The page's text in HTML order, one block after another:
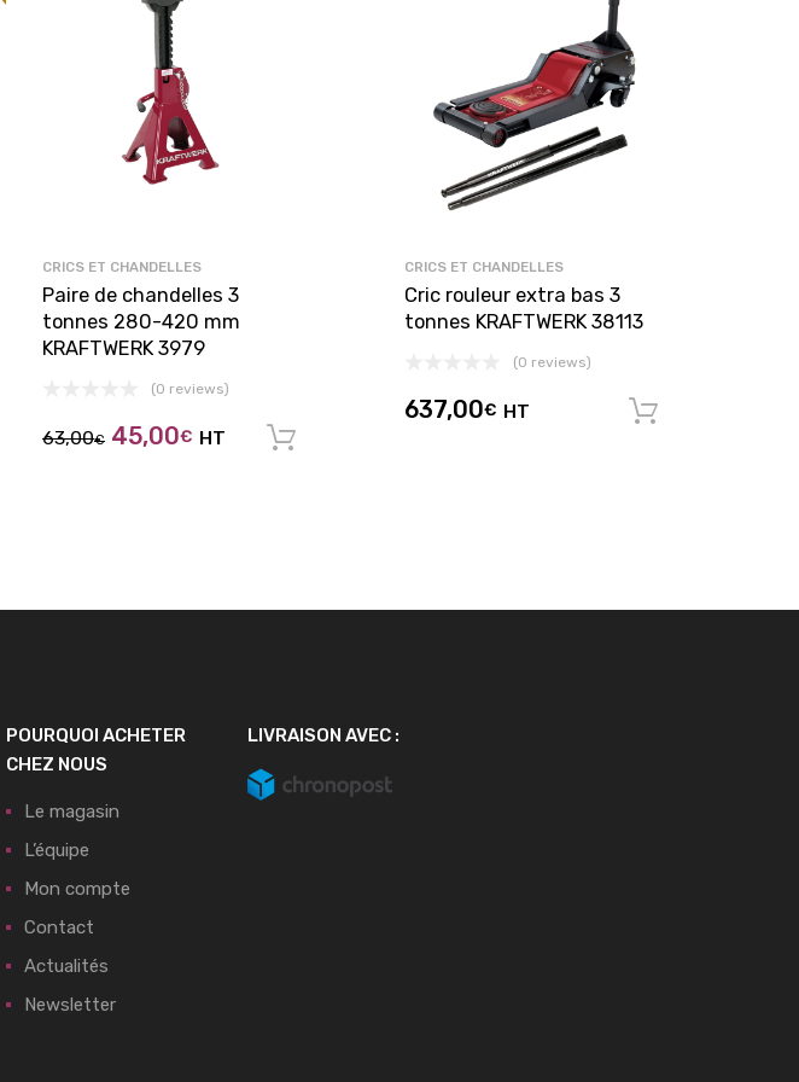
Ajouter au panier
CRICS ET CHANDELLES
Paire de chandelles 3
tonnes 280-420 mm
KRAFTWERK 3979
(0 reviews)
63,00€ 45,00€ HT
CRICS ET CHANDELLES
Cric rouleur extra bas 3
tonnes KRAFTWERK 38113
(0 reviews)
637,00€ HT
POURQUOI ACHETER
CHEZ NOUS
Le magasin
L’équipe
Mon compte
Contact
Actualités
Newsletter
LIVRAISON AVEC :